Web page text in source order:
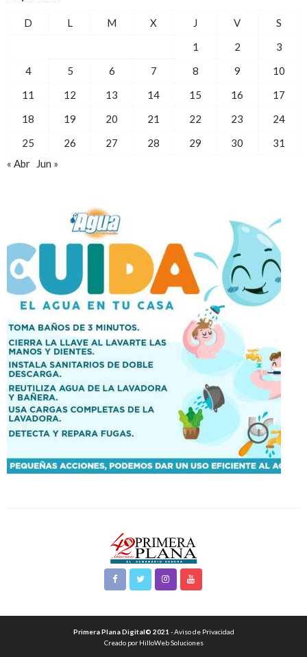
D L M X J V
S
1
2
3
4
5 6 7 8 9
10
11
12 13 14 15 16
17
18
19 20 21 22 23
24
25
26 27 28 29 30
31
« Abr
Jun »
Primera Plana Digital© 2021 - Aviso de Privacidad
Creado por HilloWeb Soluciones